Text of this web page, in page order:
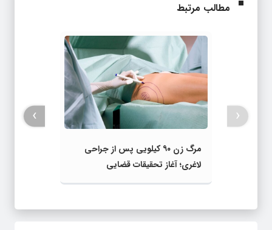
مطالب مرتبط
مرگ زن ۹۰ کیلویی پس از جراحی
لاغری؛ آغاز تحقیقات قضایی
‹
›